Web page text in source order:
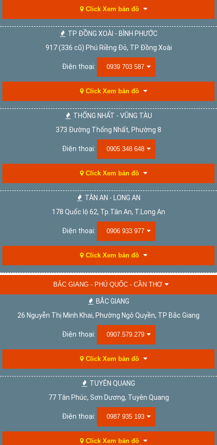
Click Xem bản đồ
TP ĐỒNG XOÀI - BÌNH PHƯỚC
917 (336 cũ) Phú Riềng Đỏ, TP Đồng Xoài
Điện thoại: 0939 703 587
Click Xem bản đồ
THỐNG NHẤT - VŨNG TÀU
373 Đường Thống Nhất, Phường 8
Điện thoại: 0905 348 648
Click Xem bản đồ
TÂN AN - LONG AN
178 Quốc lộ 62, Tp.Tân An, T.Long An
Điện thoại: 0906 933 977
Click Xem bản đồ
BẮC GIANG - PHÚ QUỐC - CẦN THƠ
BẮC GIANG
26 Nguyễn Thị Minh Khai, Phường Ngô Quyền, TP Bắc Giang
Điện thoại: 0907.579.279
Click Xem bản đồ
TUYÊN QUANG
77 Tân Phúc, Sơn Dương, Tuyên Quang
Điện thoại: 0987 935 193
Click Xem bản đồ